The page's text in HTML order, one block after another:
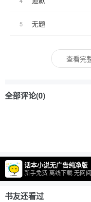
5 无题
查看完
全部评论(0)
话本小说无广告纯净版
新手免费 离线下载 无网
书友还看过